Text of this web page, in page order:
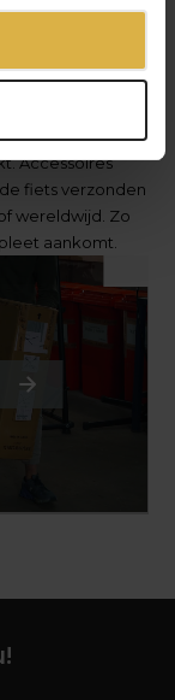
In de
en uitgebreid
in het
Accessoires
fiets verzonden
wereldwijd. Zo
aankomt.